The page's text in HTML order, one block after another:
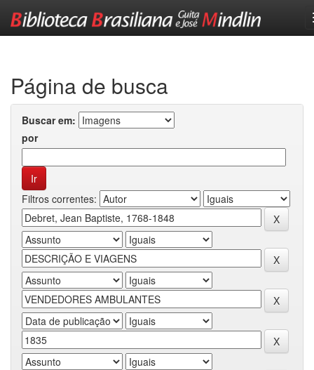
Página de busca
Buscar em:
por
Filtros correntes: